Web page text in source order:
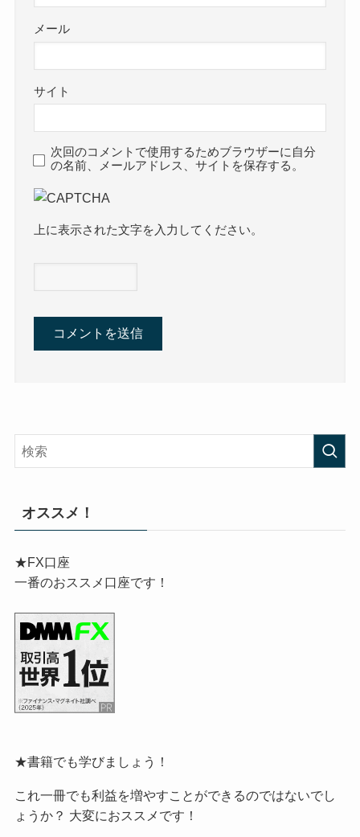
メール
サイト
次回のコメントで使用するためブラウザーに自分
の名前、メールアドレス、サイトを保存する。
上に表示された文字を入力してください。
オススメ！
★FX口座
一番のおススメ口座です！
★書籍でも学びましょう！
これ一冊でも利益を増やすことができるのではないでし
ょうか？ 大変におススメです！